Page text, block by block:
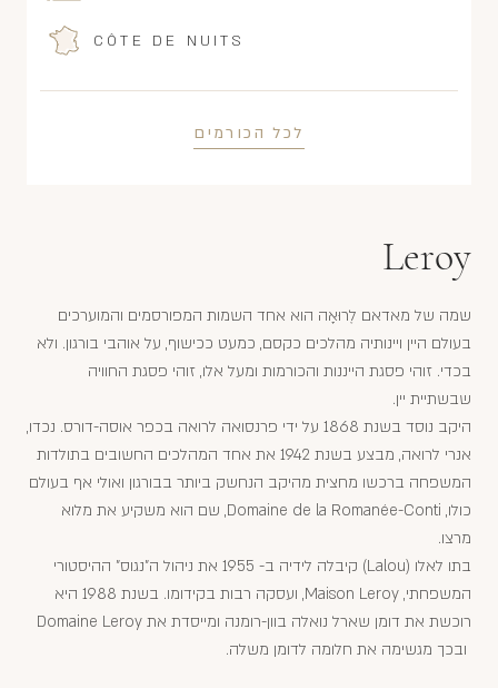
CÔTE DE NUITS
לכל הכורמים
Leroy
שמה של מאדאם לֶרוּאָה הוא אחד השמות המפורסמים והמוערכים
בעולם היין ויינותיה מהלכים כקסם, כמעט ככישוף, על אוהבי בורגון. ולא
בכדי. זוהי פסגת הייננות והכורמות ומעל אלו, זוהי פסגת החוויה
שבשתיית יין.
היקב נוסד בשנת 1868 על ידי פרנסואה לרואה בכפר אוסה-דורס. נכדו,
אנרי לרואה, מבצע בשנת 1942 את אחד המהלכים החשובים בתולדות
המשפחה ברכשו מחצית מהיקב הנחשק ביותר בבורגון ואולי אף בעולם
כולו, Domaine de la Romanée-Conti, שם הוא משקיע את מלוא
מרצו.
בתו לאלו (Lalou) קיבלה לידיה ב- 1955 את ניהול ה"נגוס" ההיסטורי
המשפחתי, Maison Leroy, ועסקה רבות בקידומו. בשנת 1988 היא
רוכשת את דומן שארל נואלה בוון-רומנה ומייסדת את Domaine Leroy
ובכך מגשימה את חלומה לדומן משלה.